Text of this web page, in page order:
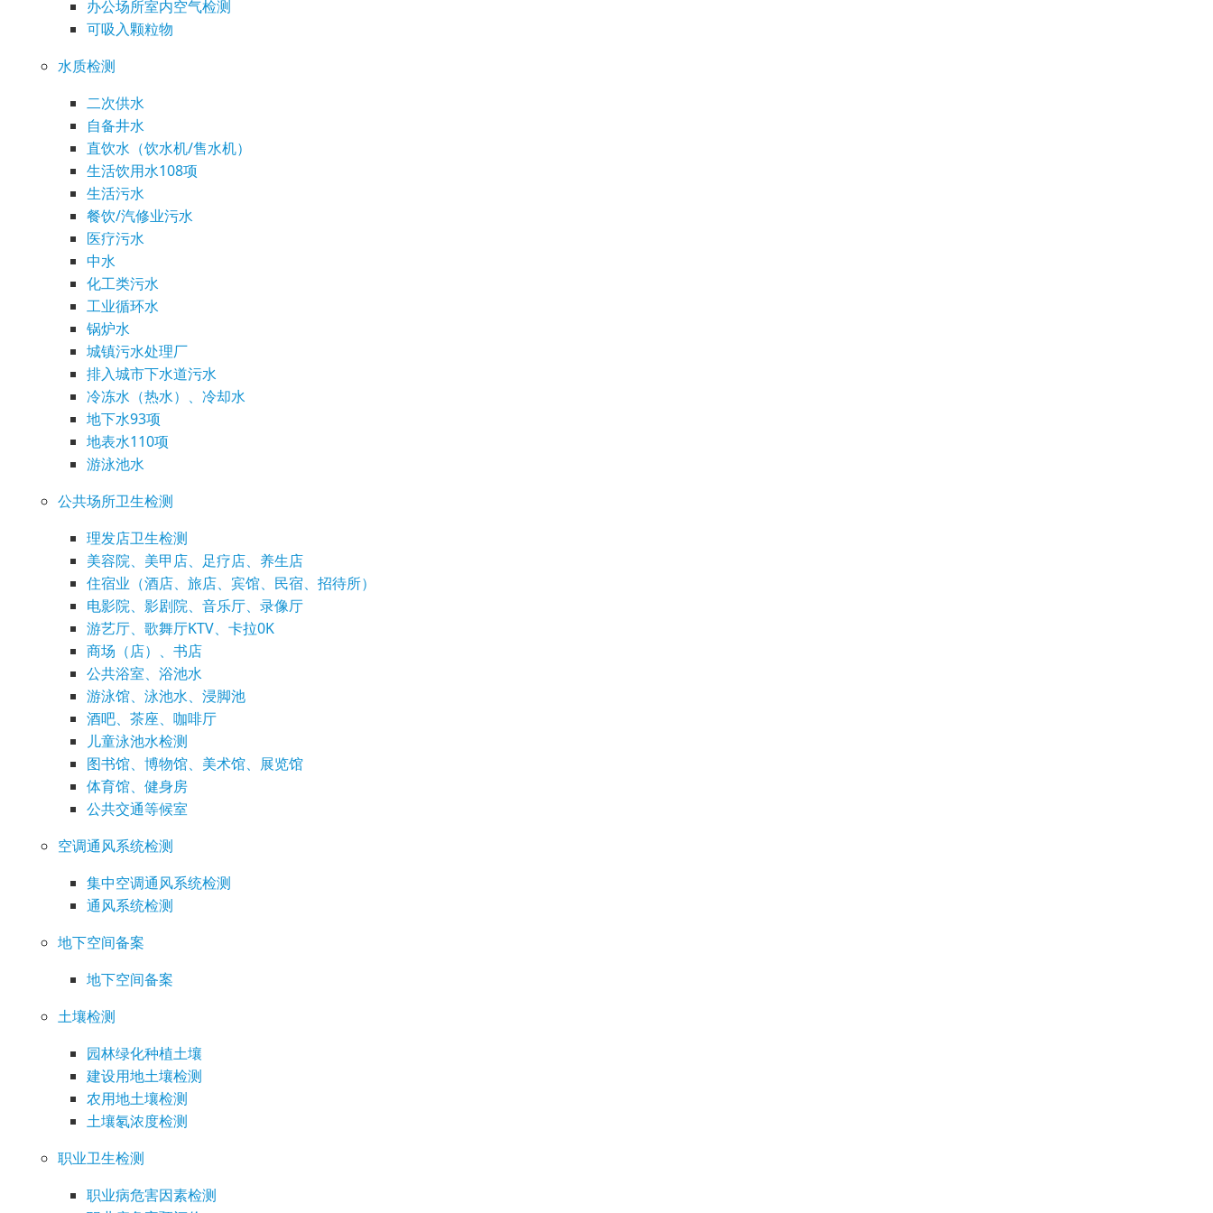
办公场所室内空气检测
可吸入颗粒物
水质检测
二次供水
自备井水
直饮水（饮水机/售水机）
生活饮用水108项
生活污水
餐饮/汽修业污水
医疗污水
中水
化工类污水
工业循环水
锅炉水
城镇污水处理厂
排入城市下水道污水
冷冻水（热水）、冷却水
地下水93项
地表水110项
游泳池水
公共场所卫生检测
理发店卫生检测
美容院、美甲店、足疗店、养生店
住宿业（酒店、旅店、宾馆、民宿、招待所）
电影院、影剧院、音乐厅、录像厅
游艺厅、歌舞厅KTV、卡拉0K
商场（店）、书店
公共浴室、浴池水
游泳馆、泳池水、浸脚池
酒吧、茶座、咖啡厅
儿童泳池水检测
图书馆、博物馆、美术馆、展览馆
体育馆、健身房
公共交通等候室
空调通风系统检测
集中空调通风系统检测
通风系统检测
地下空间备案
地下空间备案
土壤检测
园林绿化种植土壤
建设用地土壤检测
农用地土壤检测
土壤氡浓度检测
职业卫生检测
职业病危害因素检测